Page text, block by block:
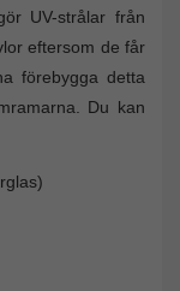
UV-strålar från
eftersom de får
förebygga detta
Du kan